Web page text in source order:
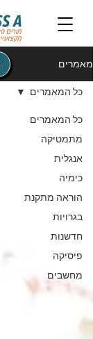
מאמרים
כל המאמרים
מתמטיקה
אנגלית
כימיה
הוראה מתקנת
בגרויות
חדשנות
פיסיקה
מחשבים
כל המאמרים